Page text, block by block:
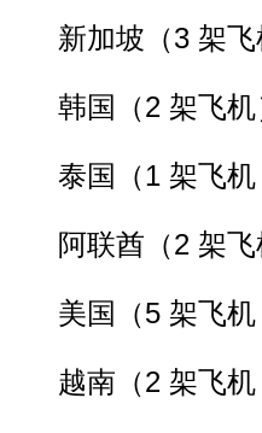
新加坡（3 架飞
韩国（2 架飞机
泰国（1 架飞机
阿联酋（2 架飞
美国（5 架飞机
越南（2 架飞机